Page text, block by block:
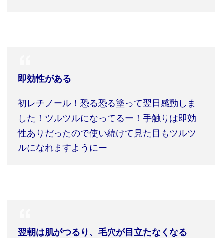
即効性がある
初レチノール！恐る恐る塗って翌日感動しま
した！ツルツルになってるー！手触りは即効
性ありだったので使い続けて見た目もツルツ
ルになれますようにー
翌朝は肌がつるり、毛穴が目立たなくなる